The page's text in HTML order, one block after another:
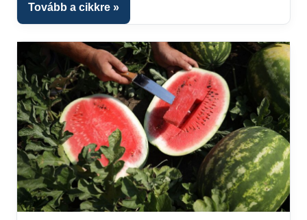
Tovább a cikkre